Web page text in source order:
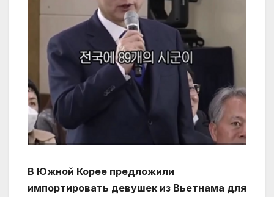
В Южной Корее предложили
импортировать девушек из Вьетнама для